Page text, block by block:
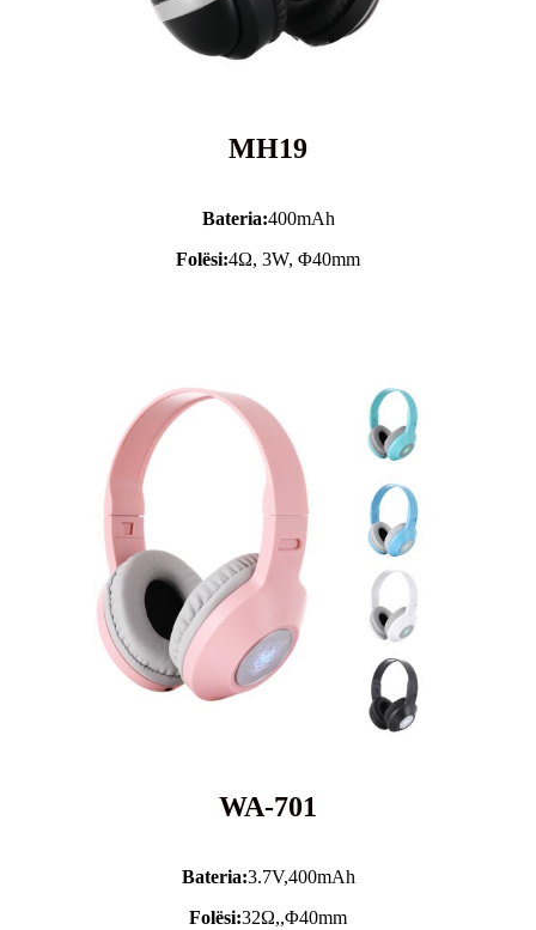
MH19
Bateria:400mAh
Folësi:4Ω, 3W, Φ40mm
WA-701
Bateria:3.7V,400mAh
Folësi:32Ω,,Φ40mm